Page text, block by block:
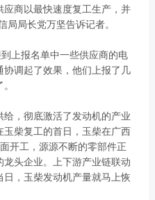
商以最快速度复工生产，并
局局长党万坚告诉记者。
报名单中一些供应商的电
调起了效果，他们上报了几
，彻底激活了发动机的产业
柴复工的首日，玉柴在广西
开工，源源不断的零部件正
头企业。上下游产业链联动
，玉柴发动机产量就马上恢